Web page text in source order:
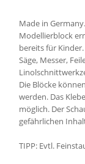
Made in
Modellierblock
bereits für
Säge, Messer,
Die Blöcke
werden. Das
möglich. Der
gefährlichen
TIPP: Evtl.